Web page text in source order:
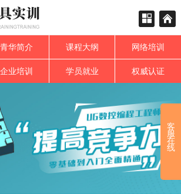
青华简介 课程大纲 网络培训
企业培训 学员就业 权威认证
客
服
在
线